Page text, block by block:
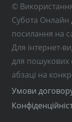
©
Субота Онлайн
посилання на
Для інтернет-
для пошукових
абзаці на
Умови